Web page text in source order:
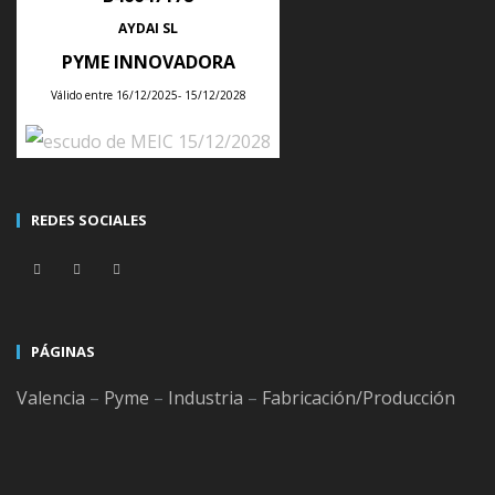
recursos
embargo, todavía queda mucho que hacer y se
digitalización para este 2020 que es necesario conocer
AYDAI SL
PYME INNOVADORA
Válido entre 16/12/2025- 15/12/2028
REDES SOCIALES
PÁGINAS
Valencia – Pyme – Industria – Fabricación/Producción